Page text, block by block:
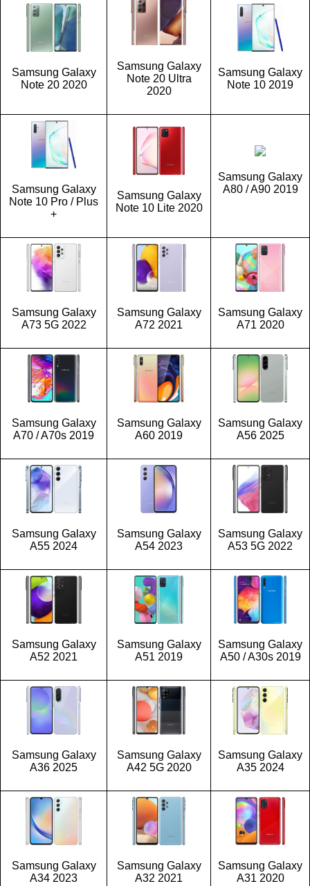
Samsung Galaxy
Note 20 2020
Samsung Galaxy
Note 20 Ultra
2020
Samsung Galaxy
Note 10 2019
Samsung Galaxy
Note 10 Pro / Plus
+
Samsung Galaxy
Note 10 Lite 2020
Samsung Galaxy
A80 / A90 2019
Samsung Galaxy
A73 5G 2022
Samsung Galaxy
A72 2021
Samsung Galaxy
A71 2020
Samsung Galaxy
A70 / A70s 2019
Samsung Galaxy
A60 2019
Samsung Galaxy
A56 2025
Samsung Galaxy
A55 2024
Samsung Galaxy
A54 2023
Samsung Galaxy
A53 5G 2022
Samsung Galaxy
A52 2021
Samsung Galaxy
A51 2019
Samsung Galaxy
A50 / A30s 2019
Samsung Galaxy
A36 2025
Samsung Galaxy
A42 5G 2020
Samsung Galaxy
A35 2024
Samsung Galaxy
A34 2023
Samsung Galaxy
A32 2021
Samsung Galaxy
A31 2020